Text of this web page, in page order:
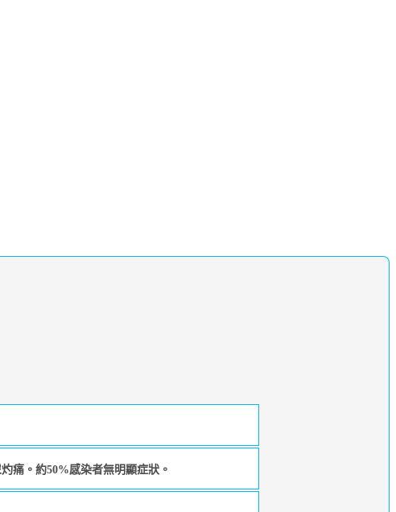
痛。約50%感染者無明顯症狀。